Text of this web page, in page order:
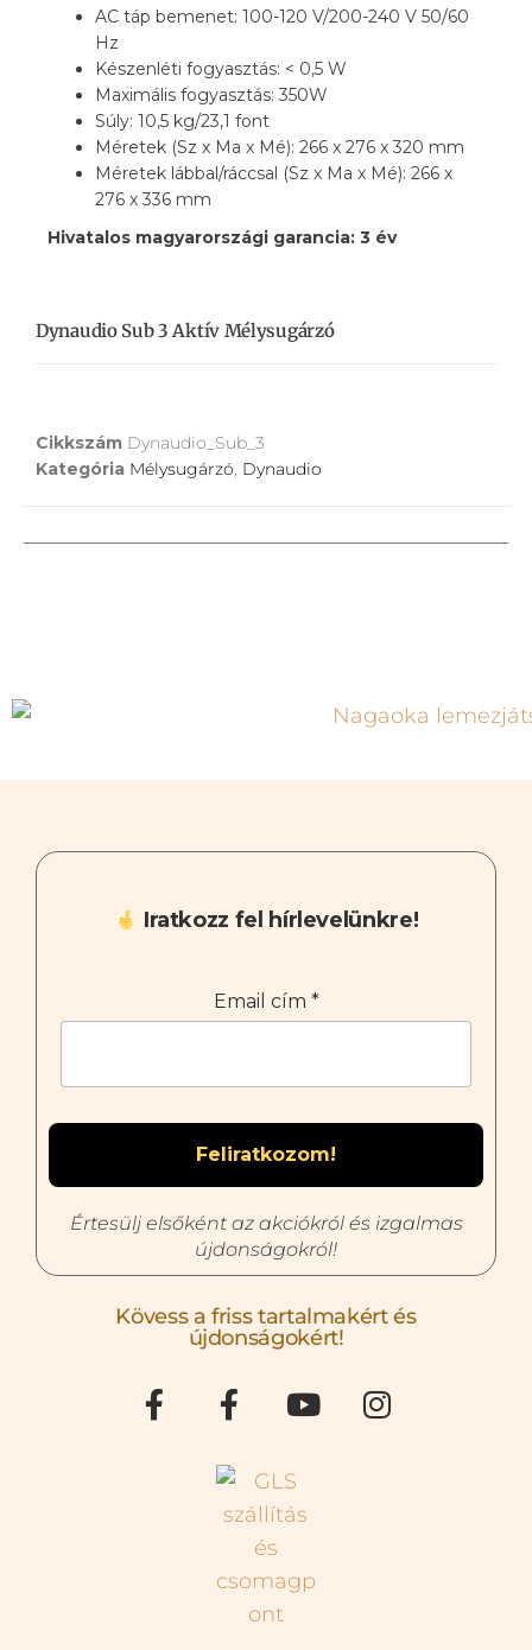
AC táp bemenet: 100-120 V/200-240 V 50/60
Hz
Készenléti fogyasztás: < 0,5 W
Maximális fogyasztás: 350W
Súly: 10,5 kg/23,1 font
Méretek (Sz x Ma x Mé): 266 x 276 x 320 mm
Méretek lábbal/ráccsal (Sz x Ma x Mé): 266 x
276 x 336 mm
Hivatalos magyarországi garancia: 3 év
Dynaudio Sub 3 Aktív Mélysugárzó
Cikkszám Dynaudio_Sub_3
Kategória Mélysugárzó, Dynaudio
Iratkozz fel hírlevelünkre!
Email cím *
Értesülj elsőként az akciókról és izgalmas
újdonságokról!
Kövess a friss tartalmakért és
újdonságokért!